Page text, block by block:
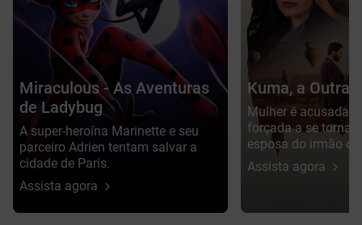
Miraculous - As Aventuras
de Ladybug
A super-heroína Marinette e seu
parceiro Adrien tentam salvar a
cidade de Paris.
Assista agora
Kuma, a Outra
Mulher é acusada
forçada a se tornar
esposa do irmão
Assista agora